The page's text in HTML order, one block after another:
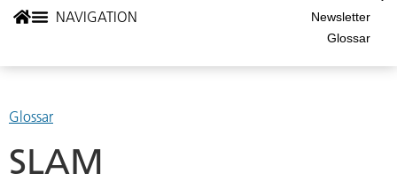
Newsletter
Glossar
Glossar
SLAM